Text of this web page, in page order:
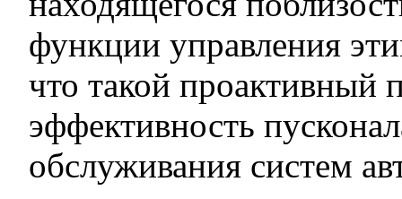
функции управления
что такой проактивный
эффективность
обслуживания систем